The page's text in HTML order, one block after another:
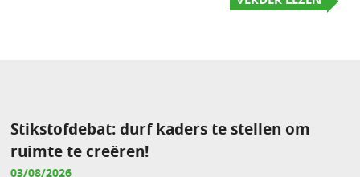
Stikstofdebat: durf kaders te stellen om
ruimte te creëren!
03/08/2026